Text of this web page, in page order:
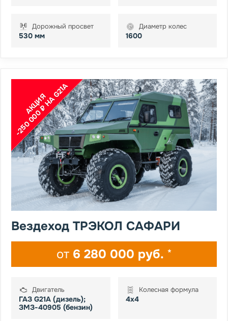
Дорожный просвет
530 мм
Диаметр колес
1600
АКЦИЯ
-250 000 ₽ НА G21A
Вездеход ТРЭКОЛ САФАРИ
от 6 280 000 руб. *
Двигатель
ГАЗ G21А (дизель);
ЗМЗ-40905 (бензин)
Колесная формула
4х4